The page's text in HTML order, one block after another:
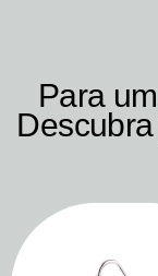
Para
Produtos